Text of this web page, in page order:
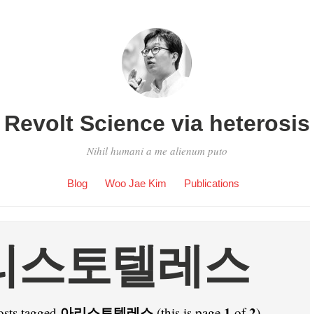
Revolt Science via heterosis
Nihil humani a me alienum puto
Blog Woo Jae Kim Publications
스토텔레스